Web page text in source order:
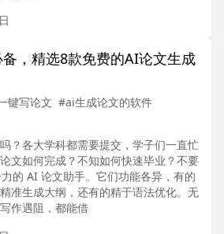
，精选8款免费的AI论文生成
键写论文 #ai生成论文的软件
？各大学科都需要提交，学子们一直忙
文如何完成？不知如何快速毕业？不要
的 AI 论文助手。它们功能各异，有的
准生成大纲，还有的精于语法优化。无
作遇阻，都能借